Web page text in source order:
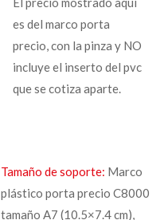
es del marco porta
precio, con la pinza y NO
incluye el inserto del pvc
que se cotiza aparte.
Tamaño de soporte: Marco
plástico porta precio C8000
tamaño A7 (10.5×7.4 cm),